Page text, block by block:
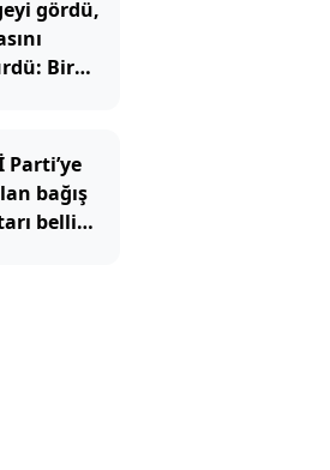
gördü,
Bir
Parti’ye
bağış
belli